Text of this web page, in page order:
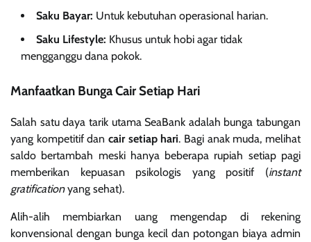
Saku Bayar: Untuk kebutuhan operasional harian.
Saku Lifestyle: Khusus untuk hobi agar tidak
mengganggu dana pokok.
Manfaatkan Bunga Cair Setiap Hari
Salah satu daya tarik utama SeaBank adalah bunga tabungan
yang kompetitif dan cair setiap hari. Bagi anak muda, melihat
saldo bertambah meski hanya beberapa rupiah setiap pagi
memberikan kepuasan psikologis yang positif (instant
gratificationyang sehat).
Alih-alih membiarkan uang mengendap di rekening
konvensional dengan bunga kecil dan potongan biaya admin